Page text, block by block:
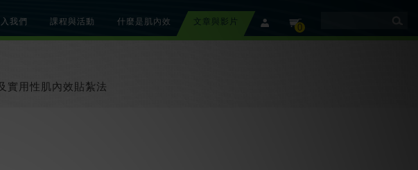
cart 0
member
我們
課程與活動
什麼是肌內效
文章與影片
實用性肌內效貼紮法